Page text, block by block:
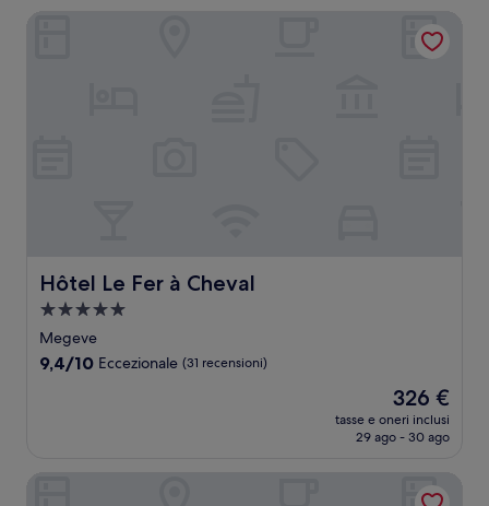
137 €
Hôtel Le Fer à Cheval
Hôtel Le Fer à Cheval
Struttura
a
5.0
Megeve
9.4
9,4/10 Eccezionale (31 recensioni)
Il
prezzo
attuale
326 €
326 €
tasse e oneri inclusi
29 ago - 30 ago